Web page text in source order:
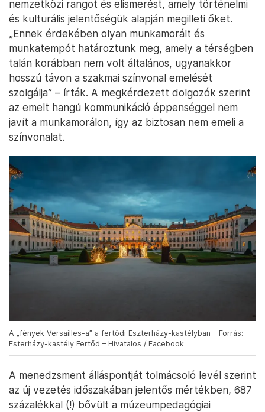
nemzetközi rangot és elismerést, amely történelmi
és kulturális jelentőségük alapján megilleti őket.
„Ennek érdekében olyan munkamorált és
munkatempót határoztunk meg, amely a térségben
talán korábban nem volt általános, ugyanakkor
hosszú távon a szakmai színvonal emelését
szolgálja” – írták. A megkérdezett dolgozók szerint
az emelt hangú kommunikáció éppenséggel nem
javít a munkamorálon, így az biztosan nem emeli a
színvonalat.
A „fények Versailles-a” a fertődi Eszterházy-kastélyban – Forrás:
Esterházy-kastély Fertőd – Hivatalos / Facebook
A menedzsment álláspontját tolmácsoló levél szerint
az új vezetés időszakában jelentős mértékben, 687
százalékkal (!) bővült a múzeumpedagógiai